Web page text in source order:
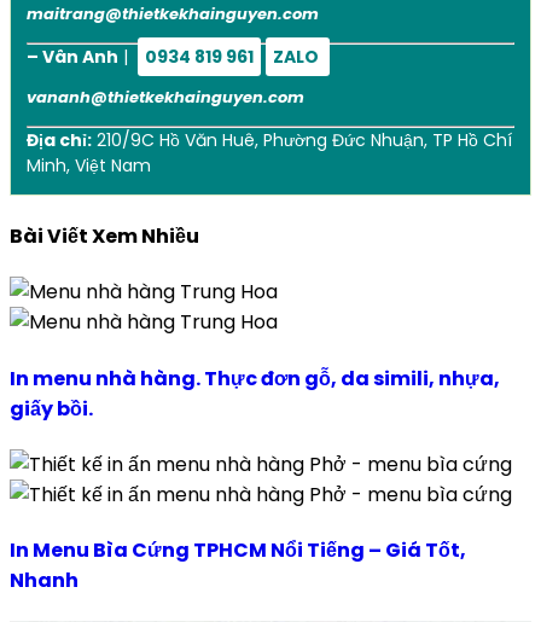
maitrang@thietkekhainguyen.com
– Vân Anh | 0934 819 961 ZALO
vananh@thietkekhainguyen.com
Địa chỉ:210/9C Hồ Văn Huê, Phường Đức Nhuận, TP Hồ Chí
Minh, Việt Nam
Bài Viết Xem Nhiều
In menu nhà hàng. Thực đơn gỗ, da simili, nhựa,
giấy bồi.
In Menu Bìa Cứng TPHCM Nổi Tiếng – Giá Tốt,
Nhanh